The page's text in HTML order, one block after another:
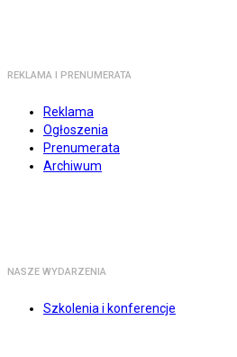
REKLAMA I PRENUMERATA
Reklama
Ogłoszenia
Prenumerata
Archiwum
NASZE WYDARZENIA
Szkolenia i konferencje